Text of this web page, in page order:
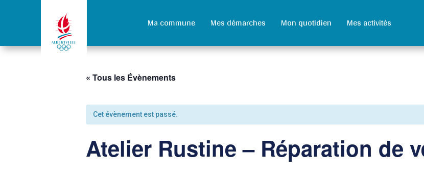
Ma commune Mes démarches Mon quotidien Mes activités
« Tous les Évènements
Cet évènement est passé.
Atelier Rustine – Réparation de